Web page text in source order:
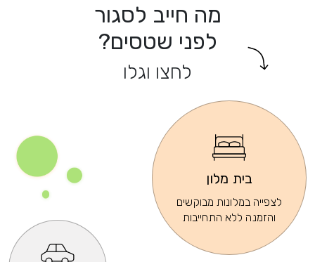
מה חייב לסגור
לפני שטסים?
לחצו וגלו
בית מלון
לצפייה במלונות מבוקשים
והזמנה ללא התחייבות